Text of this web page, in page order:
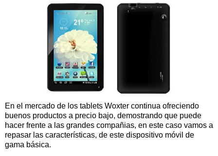
En el mercado de los tablets Woxter continua ofreciendo
buenos productos a precio bajo, demostrando que puede
hacer frente a las grandes compañias, en este caso vamos a
repasar las características, de este dispositivo móvil de
gama básica.